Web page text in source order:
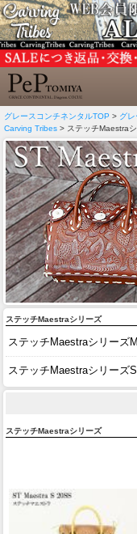
グレースコンチネンタルTOP > グ
Carving Tribes > ステッチMaestra
ステッチMaestraシリーズ
ステッチMaestraシリーズM
ステッチMaestraシリーズS
ステッチMaestraシリーズ